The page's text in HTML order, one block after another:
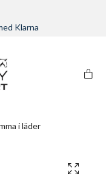
Klarna
i läder